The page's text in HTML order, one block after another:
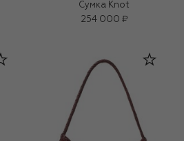
Сумка Knot
254 000 ₽